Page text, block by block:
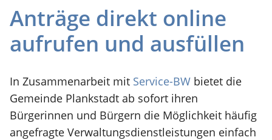
Anträge direkt online
aufrufen und ausfüllen
In Zusammenarbeit mit Service-BW bietet die
Gemeinde Plankstadt ab sofort ihren
Bürgerinnen und Bürgern die Möglichkeit häufig
angefragte Verwaltungsdienstleistungen einfach